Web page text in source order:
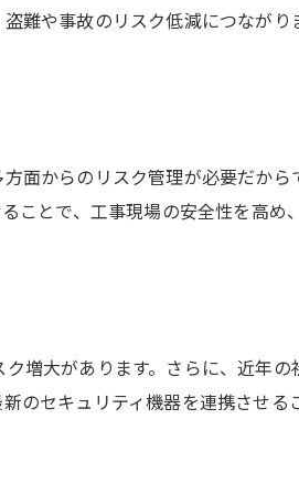
難や事故のリスク低減につながり
面からのリスク管理が必要だから
ことで、工事現場の安全性を高め
増大があります。さらに、近年の
のセキュリティ機器を連携させる